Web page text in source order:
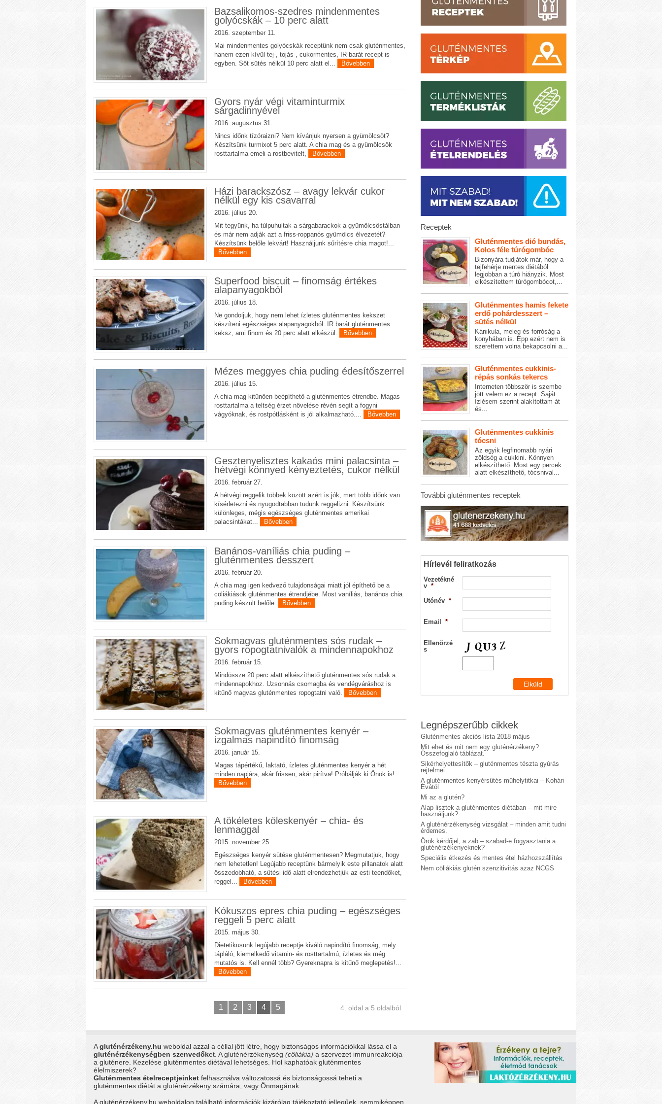
Bazsalikomos-szedres mindenmentes
golyócskák – 10 perc alatt
2016. szeptember 11.
Mai mindenmentes golyócskák receptünk nem csak gluténmentes,
hanem ezen kívül tej-, tojás-, cukormentes, IR-barát recept is
egyben. Sőt sütés nélkül 10 perc alatt el...
Bővebben
Gyors nyár végi vitaminturmix
sárgadinnyével
2016. augusztus 31.
Nincs időnk tízóraizni? Nem kívánjuk nyersen a gyümölcsöt?
Készítsünk turmixot 5 perc alatt. A chia mag és a gyümölcsök
rosttartalma emeli a rostbevitelt,
Bővebben
Házi barackszósz – avagy lekvár cukor
nélkül egy kis csavarral
2016. július 20.
Mit tegyünk, ha túlpuhultak a sárgabarackok a gyümölcsöstálban
és már nem adják azt a friss-roppanós gyümölcs élvezetét?
Készítsünk belőle lekvárt! Használjunk sűrítésre chia magot!...
Bővebben
Superfood biscuit – finomság értékes
alapanyagokból
2016. július 18.
Ne gondoljuk, hogy nem lehet ízletes gluténmentes kekszet
készíteni egészséges alapanyagokból. IR barát gluténmentes
keksz, ami finom és 20 perc alatt elkészül.
Bővebben
Mézes meggyes chia puding édesítőszerrel
2016. július 15.
A chia mag kitűnően beépíthető a gluténmentes étrendbe. Magas
rosttartalma a teltség érzet növelése révén segít a fogyni
vágyóknak, és rostpótlásként is jól alkalmazható....
Bővebben
Gesztenyelisztes kakaós mini palacsinta –
hétvégi könnyed kényeztetés, cukor nélkül
2016. február 27.
A hétvégi reggelik többek között azért is jók, mert több időnk van
kísérletezni és nyugodtabban tudunk reggelizni. Készítsünk
különleges, mégis egészséges gluténmentes amerikai
palacsintákat...
Bővebben
Banános-vaníliás chia puding –
gluténmentes desszert
2016. február 20.
A chia mag igen kedvező tulajdonságai miatt jól építhető be a
cöliákiások gluténmentes étrendjébe. Most vaníliás, banános chia
puding készült belőle.
Bővebben
Sokmagvas gluténmentes sós rudak –
gyors ropogtatnivalók a mindennapokhoz
2016. február 15.
Mindössze 20 perc alatt elkészíthető gluténmentes sós rudak a
mindennapokhoz. Uzsonnás csomagba és vendégváráshoz is
kitűnő magvas gluténmentes ropogtatni való.
Bővebben
Sokmagvas gluténmentes kenyér –
izgalmas napindító finomság
2016. január 15.
Magas tápértékű, laktató, ízletes gluténmentes kenyér a hét
minden napjára, akár frissen, akár pirítva! Próbálják ki Önök is!
Bővebben
A tökéletes köleskenyér – chia- és
lenmaggal
2015. november 25.
Egészséges kenyér sütése gluténmentesen? Megmutatjuk, hogy
nem lehetetlen! Legújabb receptünk bármelyik este pillanatok alatt
összedobható, a sütési idő alatt elrendezhetjük az esti teendőket,
reggel...
Bővebben
Kókuszos epres chia puding – egészséges
reggeli 5 perc alatt
2015. május 30.
Dietetikusunk legújabb receptje kiváló napindító finomság, mely
tápláló, kiemelkedő vitamin- és rosttartalmú, ízletes és még
mutatós is. Kell ennél több? Gyereknapra is kitűnő meglepetés!...
Bővebben
4. oldal a 5 oldalból
1 2 3 4 5
Receptek
Gluténmentes dió bundás,
Kolos féle túrógombóc
Bizonyára tudjátok már, hogy a
tejfehérje mentes diétából
legjobban a túró hiányzik. Most
elkészítettem túrógombócot,...
Gluténmentes hamis fekete
erdő pohárdesszert –
sütés nélkül
Kánikula, meleg és forróság a
konyhában is. Épp ezért nem is
szerettem volna bekapcsolni a...
Gluténmentes cukkinis-
répás sonkás tekercs
Interneten többször is szembe
jött velem ez a recept. Saját
ízlésem szerint alakítottam át
és...
Gluténmentes cukkinis
tócsni
Az egyik legfinomabb nyári
zöldség a cukkini. Könnyen
elkészíthető. Most egy percek
alatt elkészíthető, tócsnival...
További gluténmentes receptek
Hírlevél feliratkozás
Vezetékné
v *
Utónév *
Email *
Ellenőrzé
s
Legnépszerűbb cikkek
Gluténmentes akciós lista 2018 május
Mit ehet és mit nem egy gluténérzékeny?
Összefoglaló táblázat.
Sikérhelyettesítők – gluténmentes tészta gyúrás
rejtelmei
A gluténmentes kenyérsütés műhelytitkai – Kohári
Évától
Mi az a glutén?
Alap lisztek a gluténmentes diétában – mit mire
használjunk?
A gluténérzékenység vizsgálat – minden amit tudni
érdemes.
Örök kérdőjel, a zab – szabad-e fogyasztania a
gluténérzékenyeknek?
Speciális étkezés és mentes étel házhozszállítás
Nem cöliákiás glutén szenzitivitás azaz NCGS
Agluténérzékeny.hu weboldal azzal a céllal jött létre, hogy biztonságos információkkal lássa el a
gluténérzékenységben szenvedőket. A gluténérzékenység (cöliákia) a szervezet immunreakciója
a gluténere. Kezelése gluténmentes diétával lehetséges. Hol kaphatóak gluténmentes
élelmiszerek?
Gluténmentes ételreceptjeinket felhasználva változatossá és biztonságossá teheti a
gluténmentes diétát a gluténérzékeny számára, vagy Önmagának.
A gluténérzékeny.hu weboldalon található információk kizárólag tájékoztató jellegűek, semmiképpen